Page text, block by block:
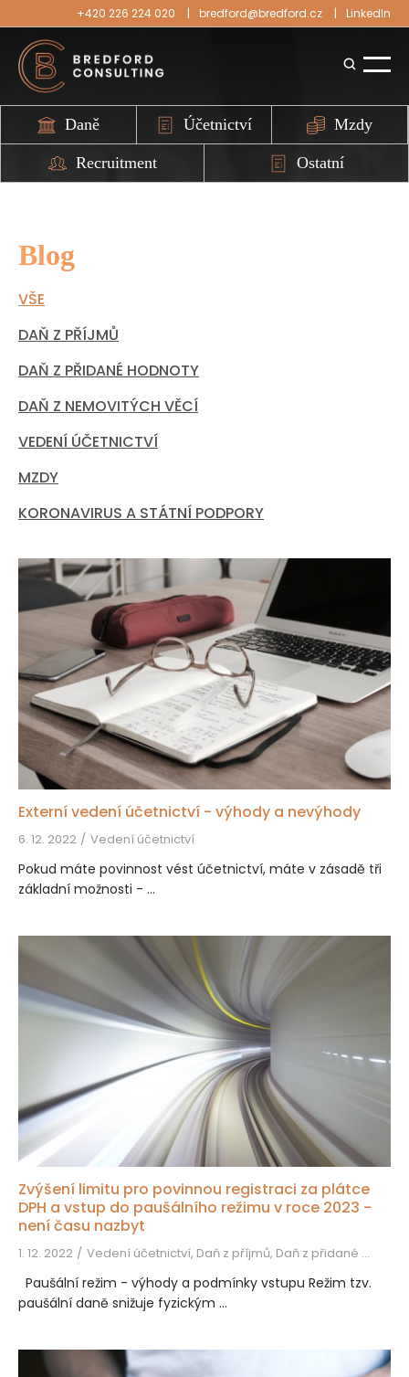
+420 226 224 020 bredford@bredford.cz LinkedIn
Daně Účetnictví Mzdy
Recruitment Ostatní
Blog
VŠE
DAŇ Z PŘÍJMŮ
DAŇ Z PŘIDANÉ HODNOTY
DAŇ Z NEMOVITÝCH VĚCÍ
VEDENÍ ÚČETNICTVÍ
MZDY
KORONAVIRUS A STÁTNÍ PODPORY
Externí vedení účetnictví - výhody a nevýhody
6. 12. 2022 Vedení účetnictví
Pokud máte povinnost vést účetnictví, máte v zásadě tři
základní možnosti - ...
Zvýšení limitu pro povinnou registraci za plátce
DPH a vstup do paušálního režimu v roce 2023 -
není času nazbyt
1. 12. 2022 Vedení účetnictví, Daň z příjmů, Daň z přidané hodnoty
Paušální režim - výhody a podmínky vstupu Režim tzv.
paušální daně snižuje fyzickým ...